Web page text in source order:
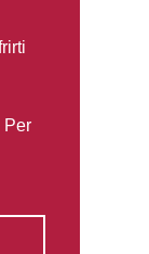
Per